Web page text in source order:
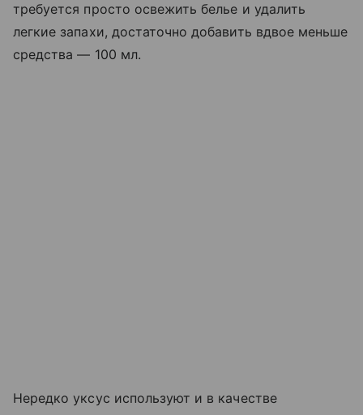
требуется просто освежить белье и удалить
легкие запахи, достаточно добавить вдвое меньше
средства — 100 мл.
Нередко уксус используют и в качестве